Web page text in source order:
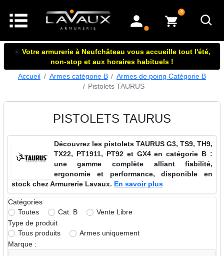
mon compte
0articles dans le panier
☀️ Votre armurerie à Neufchâteau vous accueille tout l'été,
non-stop et aux horaires habituels !
Accueil
Armes catégorie B
Armes de poing Catégorie B
Pistolets TAURUS
PISTOLETS TAURUS
Découvrez les pistolets TAURUS G3, TS9, TH9,
TX22, PT1911, PT92 et GX4 en catégorie B :
une gamme complète alliant fiabilité,
ergonomie et performance, disponible en
stock chez Armurerie Lavaux. En savoir plus
Catégories
Toutes
Cat. B
Vente Libre
Type de produit
Tous produits
Armes uniquement
Marque :